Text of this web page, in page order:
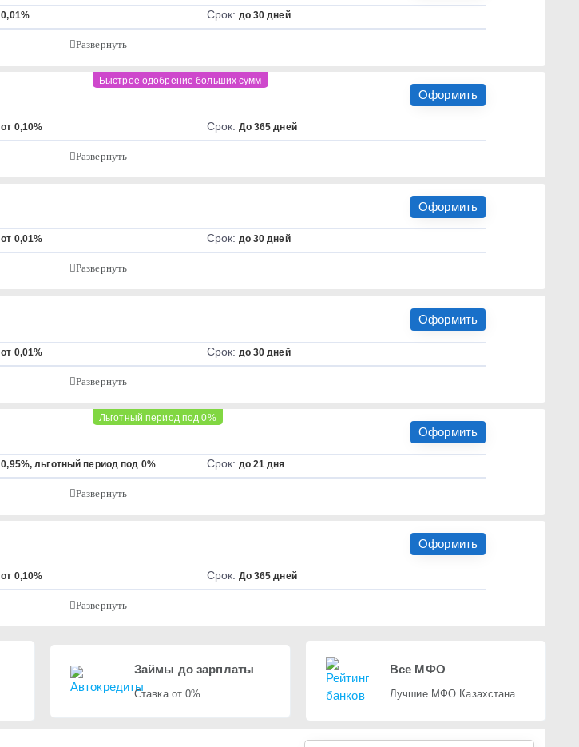
0,01% Срок: до 30 дней
Быстрое одобрение больших сумм
Оформить
от 0,10% Срок: До 365 дней
Оформить
от 0,01% Срок: до 30 дней
Оформить
от 0,01% Срок: до 30 дней
Льготный период под 0%
Оформить
0,95%, льготный период под 0% Срок: до 21 дня
Оформить
от 0,10% Срок: До 365 дней
Займы до зарплаты
Ставка от 0%
Все МФО
Лучшие МФО Казахстана